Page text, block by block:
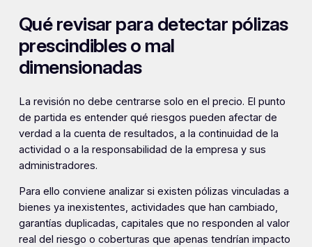
Qué revisar para detectar pólizas
prescindibles o mal
dimensionadas
La revisión no debe centrarse solo en el precio. El punto
de partida es entender qué riesgos pueden afectar de
verdad a la cuenta de resultados, a la continuidad de la
actividad o a la responsabilidad de la empresa y sus
administradores.
Para ello conviene analizar si existen pólizas vinculadas a
bienes ya inexistentes, actividades que han cambiado,
garantías duplicadas, capitales que no responden al valor
real del riesgo o coberturas que apenas tendrían impacto